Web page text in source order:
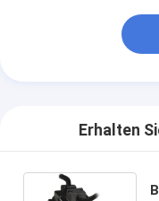
Erhalten